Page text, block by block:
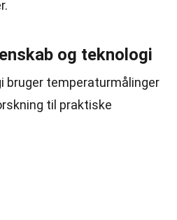
og teknologi
bruger temperaturmålinger
til praktiske